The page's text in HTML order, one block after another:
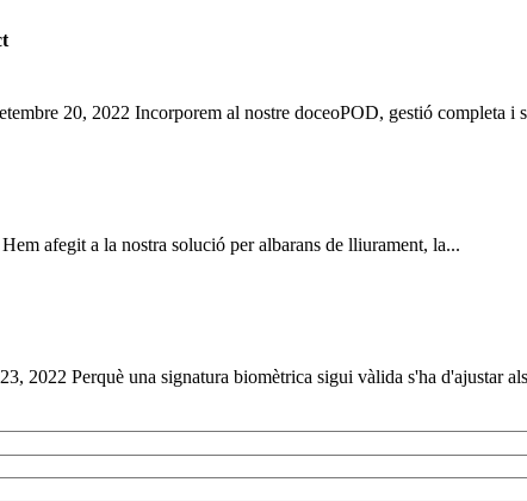
20, 2022 Incorporem al nostre doceoPOD, gestió completa i
afegit a la nostra solució per albarans de lliurament, la...
2022 Perquè una signatura biomètrica sigui vàlida s'ha d'ajustar